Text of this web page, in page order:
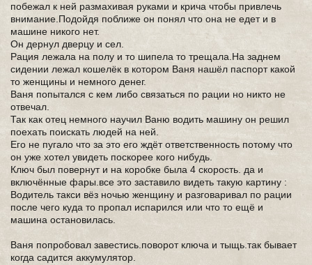
побежал к ней размахивая руками и крича чтобы привлечь
внимание.Подойдя поближе он понял что она не едет и в
машине никого нет.
Он дернул дверцу и сел.
Рация лежала на полу и то шипела то трещала.На заднем
сидении лежал кошелёк в котором Ваня нашёл паспорт какой
то женщины и немного денег.
Ваня попытался с кем либо связаться по рации но никто не
отвечал.
Так как отец немного научил Ваню водить машину он решил
поехать поискать людей на ней.
Его не пугало что за это его ждёт ответственность потому что
он уже хотел увидеть поскорее кого нибудь.
Ключ был повернут и на коробке была 4 скорость. да и
включённые фары.все это заставило видеть такую картину :
Водитель такси вёз ночью женщину и разговаривал по рации
после чего куда то пропал испарился или что то ещё и
машина остановилась.
Ваня попробовал завестись.поворот ключа и тыщь.так бывает
когда садится аккумулятор.